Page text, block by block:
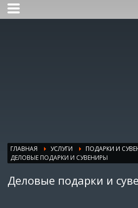
ГЛАВНАЯ УСЛУГИ
ПОДАРКИ И
ДЕЛОВЫЕ ПОДАРКИ И СУВЕНИРЫ
Деловые подарки и